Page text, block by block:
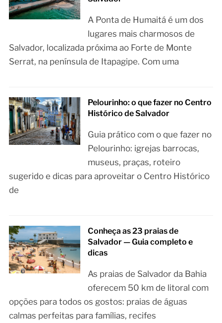
A Ponta de Humaitá é um dos
lugares mais charmosos de
Salvador, localizada próxima ao Forte de Monte
Serrat, na península de Itapagipe. Com uma
Pelourinho: o que fazer no Centro
Histórico de Salvador
Guia prático com o que fazer no
Pelourinho: igrejas barrocas,
museus, praças, roteiro
sugerido e dicas para aproveitar o Centro Histórico
de
Conheça as 23 praias de
Salvador — Guia completo e
dicas
As praias de Salvador da Bahia
oferecem 50 km de litoral com
opções para todos os gostos: praias de águas
calmas perfeitas para famílias, recifes